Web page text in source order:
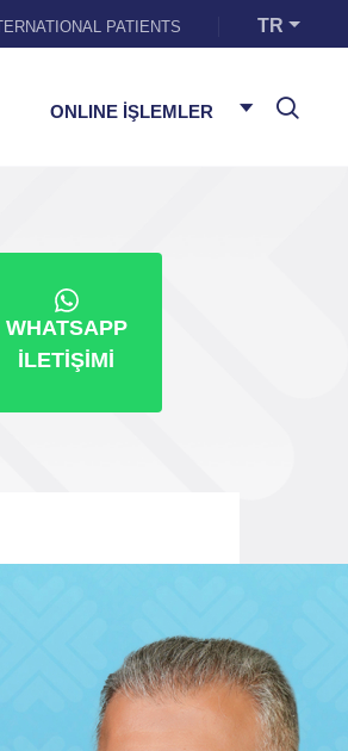
PATIENTS TR
ONLINE İŞLEMLER
WHATSAPP
İLETIŞIMI